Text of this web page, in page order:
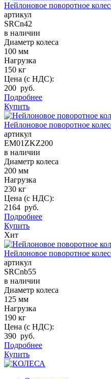
Нейлоновое поворотное
артикул
SRCn42
в наличии
Диаметр колеса
100 мм
Нагрузка
150 кг
Цена (с НДС):
200 руб.
Подробнее
Купить
Нейлоновое поворотное
артикул
EM01ZKZ200
в наличии
Диаметр колеса
200 мм
Нагрузка
230 кг
Цена (с НДС):
2164 руб.
Подробнее
Купить
Хит
Нейлоновое поворотное
артикул
SRCnb55
в наличии
Диаметр колеса
125 мм
Нагрузка
190 кг
Цена (с НДС):
390 руб.
Подробнее
Купить